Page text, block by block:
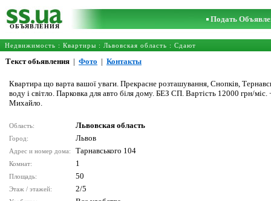
ОБЪЯВЛЕНИЯ
Подать
Недвижимость : Квартиры : Львовская область : Сдают
Текст обьявления | Фото | Контакты
Квартира що варта вашої уваги. Прекрасне розташування, Снопків,
воду і світло. Парковка для авто біля дому. БЕЗ СП. Вартість 12000 грн/
Михайло.
Область: Львовская область
Город: Львов
Адрес и номер дома: Тарнавського 104
Комнат: 1
Площадь: 50
Этаж / этажей: 2/5